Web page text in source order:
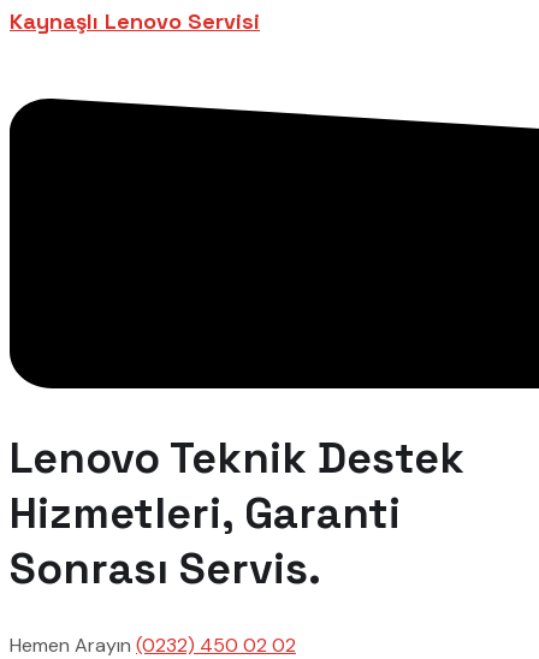
Kaynaşlı Lenovo Servisi
Lenovo Teknik Destek
Hizmetleri, Garanti
Sonrası Servis.
Hemen Arayın (0232) 450 02 02